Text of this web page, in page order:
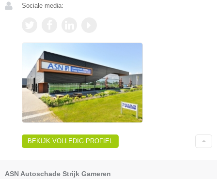
Sociale media:
BEKIJK VOLLEDIG PROFIEL
ASN Autoschade Strijk Gameren